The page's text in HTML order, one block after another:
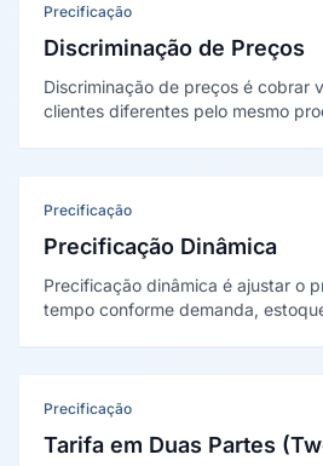
Precificação
Discriminação de Preços
Discriminação de preços é cobrar
clientes diferentes pelo mesmo
Precificação
Precificação Dinâmica
Precificação dinâmica é ajustar o
tempo conforme demanda,
Precificação
Tarifa em Duas Partes